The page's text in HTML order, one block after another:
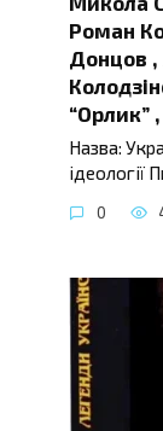
Роман
Донцов ,
“Орлик”
Назва:
ідеології
0